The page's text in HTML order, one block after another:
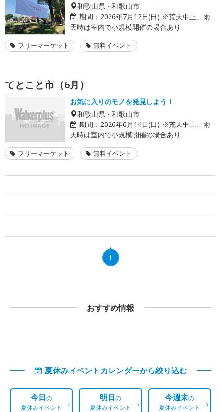
和歌山県・和歌山市
期間： 2026年7月12日(日) ※荒天中止、雨
天時は室内で小規模開催の場合あり
フリーマーケット 無料イベント
てとこと市（6月）
お気に入りのモノを発見しよう！
和歌山県・和歌山市
期間： 2026年6月14日(日) ※荒天中止、雨
天時は室内で小規模開催の場合あり
フリーマーケット 無料イベント
1
おすすめ情報
夏休みイベントカレンダーから絞り込む
今日の
夏休みイベント
明日の
夏休みイベント
今週末の
夏休みイベント